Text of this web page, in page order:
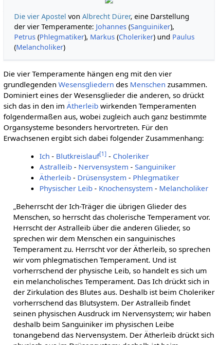
Die vier Apostel vonAlbrecht Dürer, eine Darstellung
der vier Temperamente: Johannes (Sanguiniker),
Petrus (Phlegmatiker), Markus (Choleriker) und Paulus
(Melancholiker)
Die vier Temperamente hängen eng mit den vier
grundlegenden Wesensgliederndes Menschenzusammen.
Dominiert eines der Wesensglieder die anderen, so drückt
sich das in den im Ätherleibwirkenden Temperamenten
folgendermaßen aus, wobei zugleich auch ganz bestimmte
Organsysteme besonders hervortreten. Für den
Erwachsenen ergibt sich dabei folgender Zusammenhang:
Ich - Blutkreislauf[1] - Choleriker
Astralleib - Nervensystem -Sanguiniker
Ätherleib - Drüsensystem - Phlegmatiker
Physischer Leib - Knochensystem - Melancholiker
„Beherrscht der Ich-Träger die übrigen Glieder des
Menschen, so herrscht das cholerische Temperament vor.
Herrscht der Astralleib über die anderen Glieder, so
sprechen wir dem Menschen ein sanguinisches
Temperament zu. Herrscht vor der Ätherleib, so sprechen
wir vom phlegmatischen Temperament. Und ist
vorherrschend der physische Leib, so handelt es sich um
ein melancholisches Temperament. Das Ich drückt sich in
der Zirkulation des Blutes aus. Deshalb ist beim Choleriker
vorherrschend das Blutsystem. Der Astralleib findet
seinen physischen Ausdruck im Nervensystem; wir haben
deshalb beim Sanguiniker im physischen Leibe
tonangebend das Nervensystem. Der Ätherleib drückt sich